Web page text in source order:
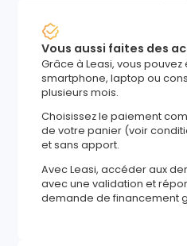
Vous aussi faites des
Grâce à Leasi, vous
smartphone, laptop ou
plusieurs mois.
Choisissez le paiement
de votre panier (voir
et sans apport.
Avec Leasi, accéder aux
avec une validation et
demande de financement